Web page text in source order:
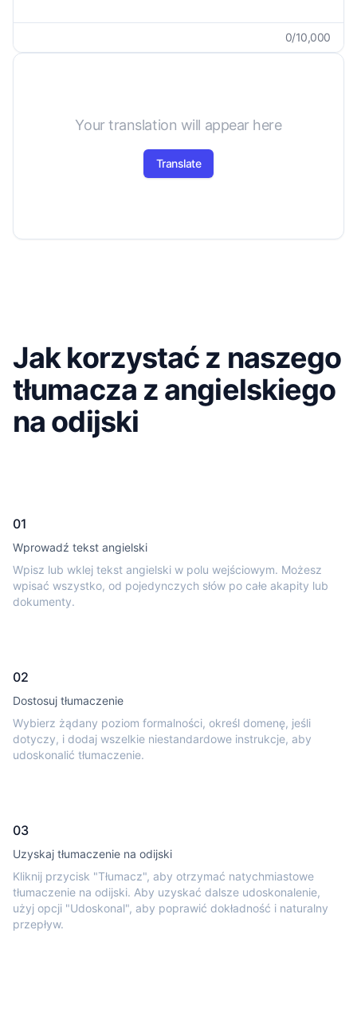
0/10,000
Your translation will appear here
Translate
Jak korzystać z naszego
tłumacza z angielskiego
na odijski
01
Wprowadź tekst angielski
Wpisz lub wklej tekst angielski w polu wejściowym. Możesz
wpisać wszystko, od pojedynczych słów po całe akapity lub
dokumenty.
02
Dostosuj tłumaczenie
Wybierz żądany poziom formalności, określ domenę, jeśli
dotyczy, i dodaj wszelkie niestandardowe instrukcje, aby
udoskonalić tłumaczenie.
03
Uzyskaj tłumaczenie na odijski
Kliknij przycisk "Tłumacz", aby otrzymać natychmiastowe
tłumaczenie na odijski. Aby uzyskać dalsze udoskonalenie,
użyj opcji "Udoskonal", aby poprawić dokładność i naturalny
przepływ.